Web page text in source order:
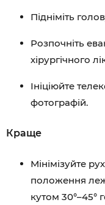
Підніміть
Розпочніть
хірургічного
Ініціюйте
фотографій.
Краще
Мінімізуйте
положення
кутом 30°–45°